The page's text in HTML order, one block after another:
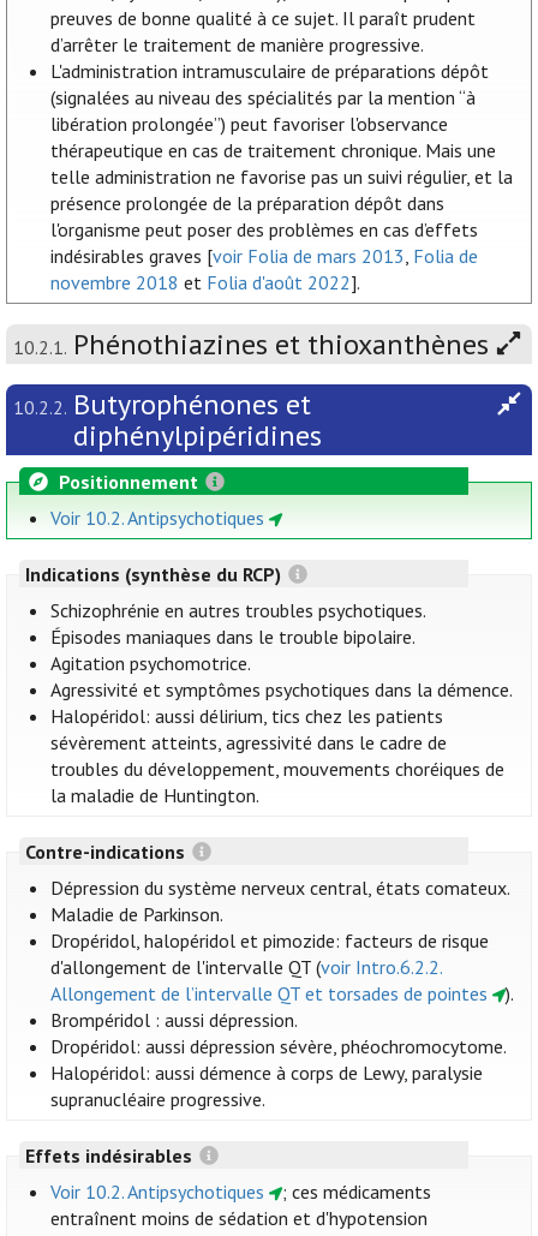
preuves de bonne qualité à ce sujet. Il paraît prudent
d’arrêter le traitement de manière progressive.
L'administration intramusculaire de préparations dépôt
(signalées au niveau des spécialités par la mention “à
libération prolongée”) peut favoriser l'observance
thérapeutique en cas de traitement chronique. Mais une
telle administration ne favorise pas un suivi régulier, et la
présence prolongée de la préparation dépôt dans
l'organisme peut poser des problèmes en cas d’effets
indésirables graves [voir Folia de mars 2013, Folia de
novembre 2018 et Folia d'août 2022].
10.2.1. Phénothiazines et thioxanthènes
10.2.2. Butyrophénones et
diphénylpipéridines
Positionnement
Voir 10.2. Antipsychotiques
Indications (synthèse du RCP)
Schizophrénie en autres troubles psychotiques.
Épisodes maniaques dans le trouble bipolaire.
Agitation psychomotrice.
Agressivité et symptômes psychotiques dans la démence.
Halopéridol: aussi délirium, tics chez les patients
sévèrement atteints, agressivité dans le cadre de
troubles du développement, mouvements choréiques de
la maladie de Huntington.
Contre-indications
Dépression du système nerveux central, états comateux.
Maladie de Parkinson.
Dropéridol, halopéridol et pimozide: facteurs de risque
d'allongement de l'intervalle QT (voir Intro.6.2.2.
Allongement de l’intervalle QT et torsades de pointes
).
Brompéridol : aussi dépression.
Dropéridol: aussi dépression sévère, phéochromocytome.
Halopéridol: aussi démence à corps de Lewy, paralysie
supranucléaire progressive.
Effets indésirables
Voir 10.2. Antipsychotiques
; ces médicaments
entraînent moins de sédation et d'hypotension